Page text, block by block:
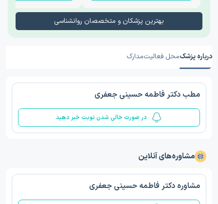
بهترین پزشکان و متخصصان روانشناسی
درباره پزشکمحل فعالیتمدارک
مطب دکتر فاطمه حسینی جعفری
در صورت خالی شدن نوبت خبر دهید
مشاوره‌های آنلاین
مشاوره دکتر فاطمه حسینی جعفری